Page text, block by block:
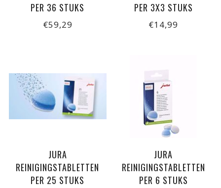
PER 36 STUKS
€59,29
PER 3X3 STUKS
€14,99
JURA
REINIGINGSTABLETTEN
PER 25 STUKS
JURA
REINIGINGSTABLETTEN
PER 6 STUKS